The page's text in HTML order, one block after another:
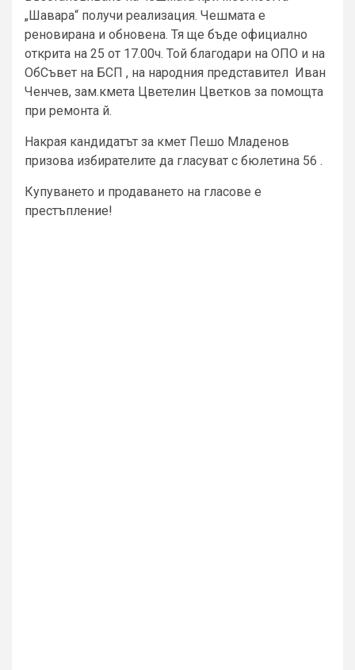
„Шавара“ получи реализация. Чешмата е
реновирана и обновена. Тя ще бъде официално
открита на 25 от 17.00ч. Той благодари на ОПО и на
ОбСъвет на БСП , на народния представител Иван
Ченчев, зам.кмета Цветелин Цветков за помощта
при ремонта й.
Накрая кандидатът за кмет Пешо Младенов
призова избирателите да гласуват с бюлетина 56 .
Купуването и продаването на гласове е
престъпление!